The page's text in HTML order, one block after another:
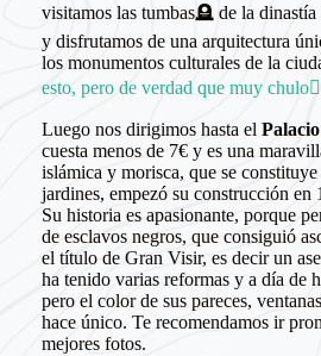
visitamos las tumbas🪦 de la
y disfrutamos de una arquitectura
los monumentos culturales de la
esto, pero de verdad que muy
Luego nos dirigimos hasta el
cuesta menos de 7€ y es una
islámica y morisca, que se
jardines, empezó su construcción en
Su historia es apasionante, porque
de esclavos negros, que consiguió
el título de Gran Visir, es decir un
ha tenido varias reformas y a día de
pero el color de sus pareces,
hace único. Te recomendamos ir
mejores fotos.